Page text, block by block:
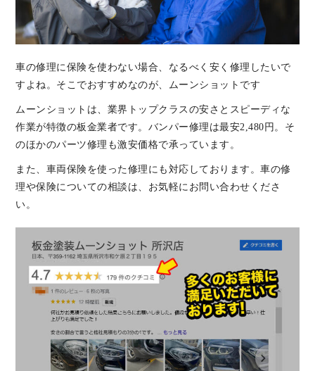
車の修理に保険を使わない場合、なるべく安く修理したいで
すよね。そこでおすすめなのが、ムーンショットです
ムーンショットは、業界トップクラスの安さとスピーディな
作業が特徴の板金業者です。バンパー修理は最安2,480円。そ
のほかのパーツ修理も激安価格で承っています。
また、車両保険を使った修理にも対応しております。車の修
理や保険についての相談は、お気軽にお問い合わせくださ
い。